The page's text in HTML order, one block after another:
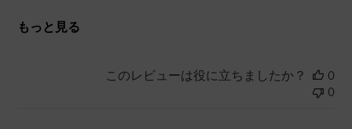
もっと見る
このレビューは役に立ちましたか？
0
0